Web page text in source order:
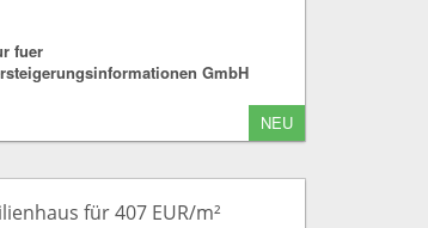
fuer
GmbH
NEU
für 407 EUR/m²